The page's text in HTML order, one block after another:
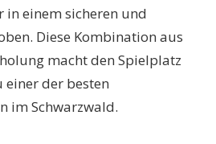
in einem sicheren und
Diese Kombination aus
macht den Spielplatz
der besten
im Schwarzwald.